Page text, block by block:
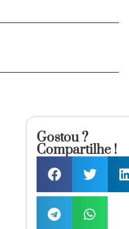
Gostou ?
Compartilhe !